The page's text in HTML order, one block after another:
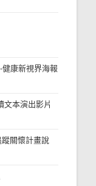
康新視界海報
文本演出影片
關懷計畫說